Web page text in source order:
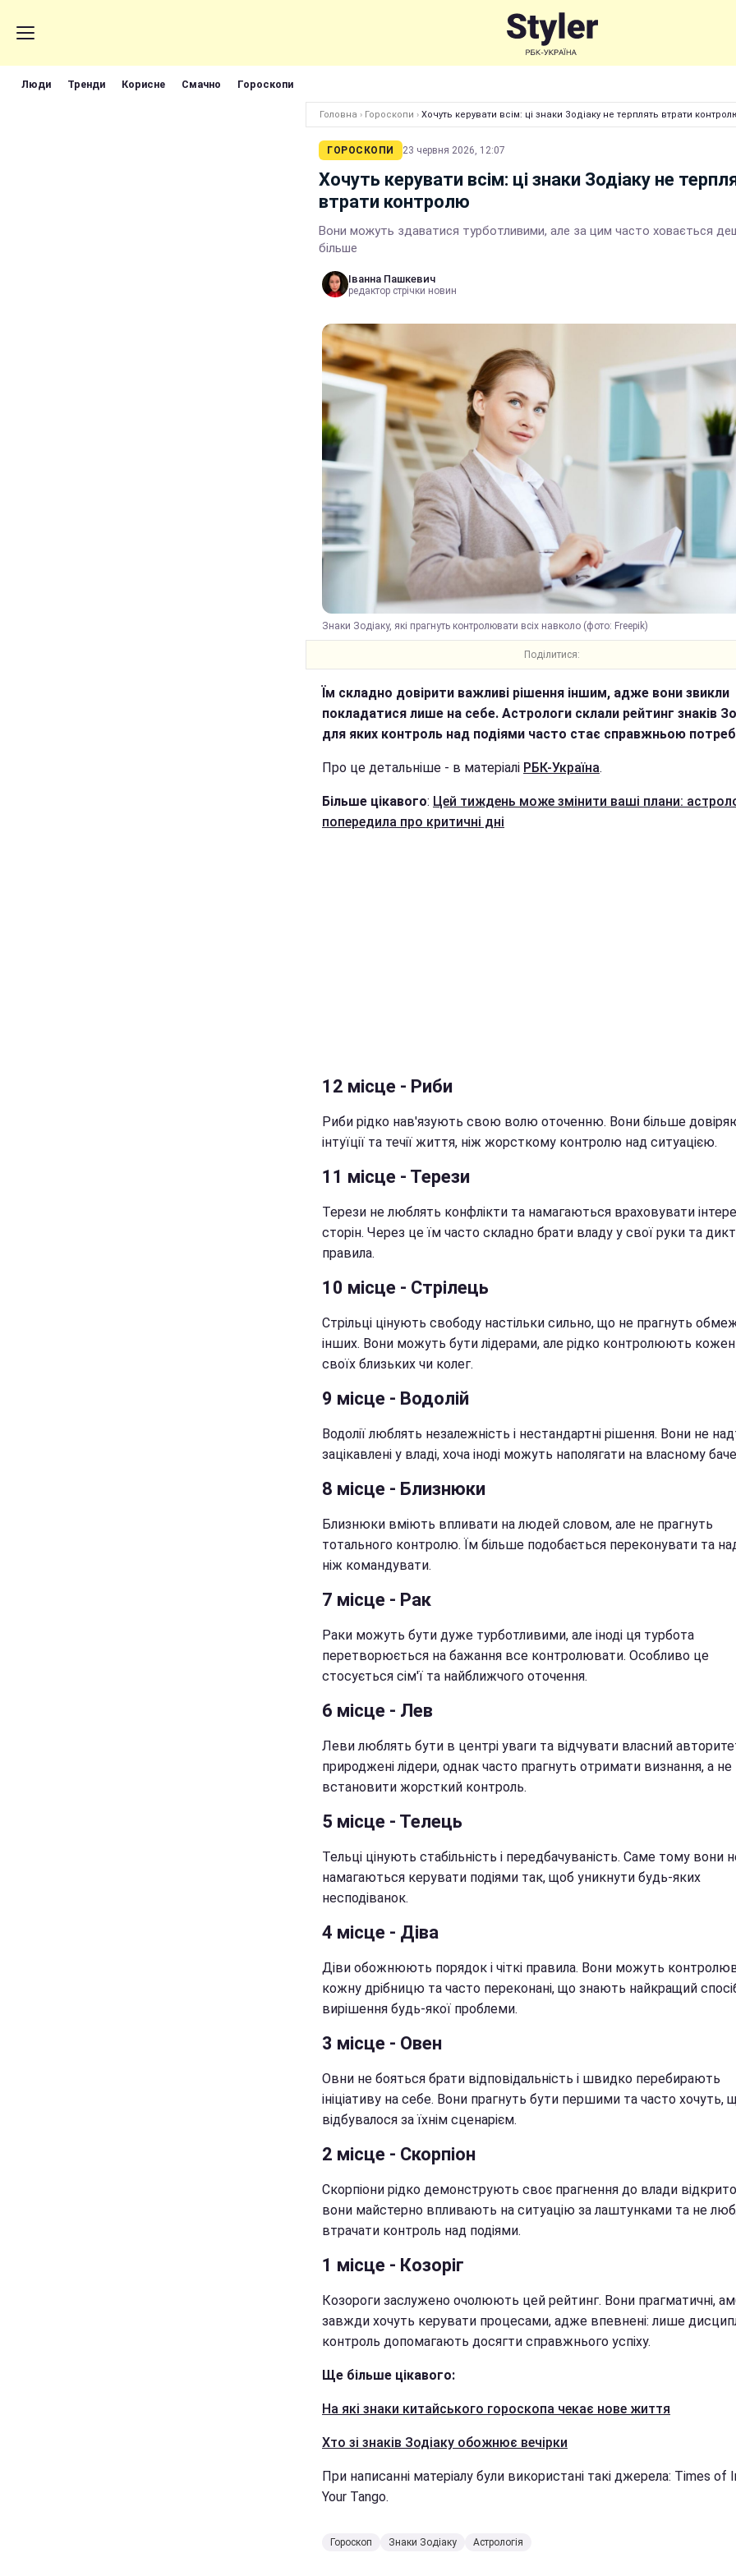
Люди Тренди Корисне Смачно Гороскопи
Головна › Гороскопи › Хочуть керувати всім: ці знаки Зодіаку не терплять втрати
ГОРОСКОПИ 23 червня 2026, 12:07
Хочуть керувати всім: ці знаки Зодіаку не
втрати контролю
Вони можуть здаватися турботливими, але за цим часто ховається
більше
Іванна Пашкевич
редактор стрічки новин
Знаки Зодіаку, які прагнуть контролювати всіх навколо (фото: Freepik)
Поділитися:
Їм складно довірити важливі рішення іншим, адже вони звикли
покладатися лише на себе. Астрологи склали рейтинг знаків
для яких контроль над подіями часто стає справжньою
Про це детальніше - в матеріалі РБК-Україна.
Більше цікавого: Цей тиждень може змінити ваші плани:
попередила про критичні дні
12 місце - Риби
Риби рідко нав'язують свою волю оточенню. Вони більше
інтуїції та течії життя, ніж жорсткому контролю над ситуацією.
11 місце - Терези
Терези не люблять конфлікти та намагаються враховувати
сторін. Через це їм часто складно брати владу у свої руки та
правила.
10 місце - Стрілець
Стрільці цінують свободу настільки сильно, що не прагнуть
інших. Вони можуть бути лідерами, але рідко контролюють
своїх близьких чи колег.
9 місце - Водолій
Водолії люблять незалежність і нестандартні рішення. Вони не
зацікавлені у владі, хоча іноді можуть наполягати на власному
8 місце - Близнюки
Близнюки вміють впливати на людей словом, але не прагнуть
тотального контролю. Їм більше подобається переконувати та
ніж командувати.
7 місце - Рак
Раки можуть бути дуже турботливими, але іноді ця турбота
перетворюється на бажання все контролювати. Особливо це
стосується сім'ї та найближчого оточення.
6 місце - Лев
Леви люблять бути в центрі уваги та відчувати власний
природжені лідери, однак часто прагнуть отримати визнання, а не
встановити жорсткий контроль.
5 місце - Телець
Тельці цінують стабільність і передбачуваність. Саме тому вони
намагаються керувати подіями так, щоб уникнути будь-яких
несподіванок.
4 місце - Діва
Діви обожнюють порядок і чіткі правила. Вони можуть
кожну дрібницю та часто переконані, що знають найкращий
вирішення будь-якої проблеми.
3 місце - Овен
Овни не бояться брати відповідальність і швидко перебирають
ініціативу на себе. Вони прагнуть бути першими та часто хочуть,
відбувалося за їхнім сценарієм.
2 місце - Скорпіон
Скорпіони рідко демонструють своє прагнення до влади
вони майстерно впливають на ситуацію за лаштунками та не
втрачати контроль над подіями.
1 місце - Козоріг
Козороги заслужено очолюють цей рейтинг. Вони прагматичні,
завжди хочуть керувати процесами, адже впевнені: лише
контроль допомагають досягти справжнього успіху.
Ще більше цікавого:
На які знаки китайського гороскопа чекає нове життя
Хто зі знаків Зодіаку обожнює вечірки
При написанні матеріалу були використані такі джерела: Times of
Your Tango.
Гороскоп Знаки Зодіаку Астрологія